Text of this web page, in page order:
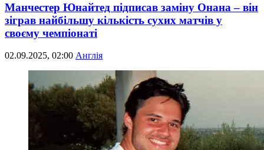
Манчестер Юнайтед підписав заміну Онана – він
зіграв найбільшу кількість сухих матчів у
своєму чемпіонаті
02.09.2025, 02:00 Англія